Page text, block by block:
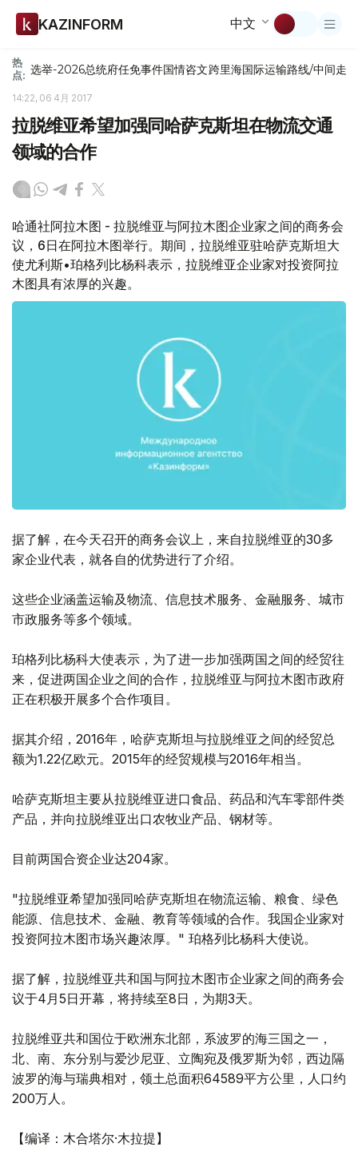
KAZINFORM 中文
热
点: 选举-2026总统府任免事件国情咨文跨里海国际运输路线/中间走廊
14:22, 06 4月 2017
拉脱维亚希望加强同哈萨克斯坦在物流交通
领域的合作
哈通社阿拉木图 - 拉脱维亚与阿拉木图企业家之间的商务会
议，6日在阿拉木图举行。期间，拉脱维亚驻哈萨克斯坦大
使尤利斯•珀格列比杨科表示，拉脱维亚企业家对投资阿拉
木图具有浓厚的兴趣。
据了解，在今天召开的商务会议上，来自拉脱维亚的30多
家企业代表，就各自的优势进行了介绍。
这些企业涵盖运输及物流、信息技术服务、金融服务、城市
市政服务等多个领域。
珀格列比杨科大使表示，为了进一步加强两国之间的经贸往
来，促进两国企业之间的合作，拉脱维亚与阿拉木图市政府
正在积极开展多个合作项目。
据其介绍，2016年，哈萨克斯坦与拉脱维亚之间的经贸总
额为1.22亿欧元。2015年的经贸规模与2016年相当。
哈萨克斯坦主要从拉脱维亚进口食品、药品和汽车零部件类
产品，并向拉脱维亚出口农牧业产品、钢材等。
目前两国合资企业达204家。
"拉脱维亚希望加强同哈萨克斯坦在物流运输、粮食、绿色
能源、信息技术、金融、教育等领域的合作。我国企业家对
投资阿拉木图市场兴趣浓厚。" 珀格列比杨科大使说。
据了解，拉脱维亚共和国与阿拉木图市企业家之间的商务会
议于4月5日开幕，将持续至8日，为期3天。
拉脱维亚共和国位于欧洲东北部，系波罗的海三国之一，
北、南、东分别与爱沙尼亚、立陶宛及俄罗斯为邻，西边隔
波罗的海与瑞典相对，领土总面积64589平方公里，人口约
200万人。
【编译：木合塔尔·木拉提】